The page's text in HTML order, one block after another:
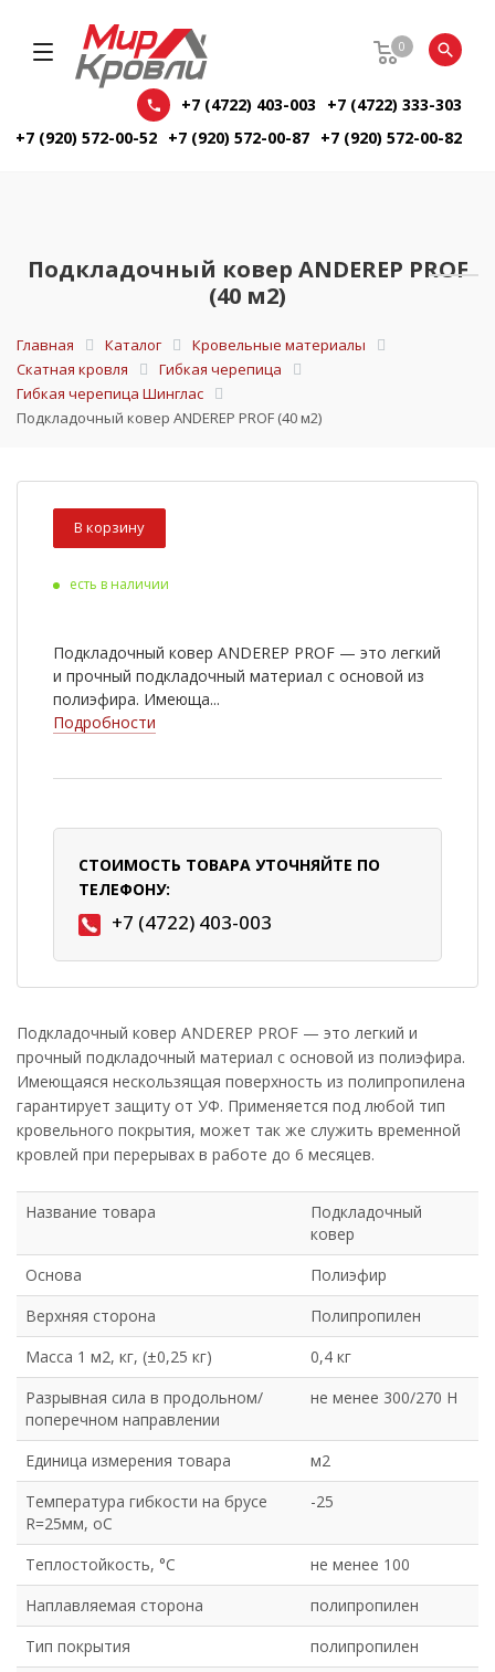
0
+7 (4722) 403-003
+7 (4722) 333-303
+7 (920) 572-00-52 +7 (920) 572-00-87 +7 (920) 572-00-82
Подкладочный ковер ANDEREP PROF
(40 м2)
Главная Каталог
Кровельные материалы
Скатная кровля
Гибкая черепица
Гибкая черепица Шинглас
Подкладочный ковер ANDEREP PROF (40 м2)
В корзину
есть в наличии
Подкладочный ковер ANDEREP PROF — это легкий
и прочный подкладочный материал с основой из
полиэфира. Имеюща...
Подробности
СТОИМОСТЬ ТОВАРА УТОЧНЯЙТЕ ПО
ТЕЛЕФОНУ:
+7 (4722) 403-003
Подкладочный ковер ANDEREP PROF — это легкий и
прочный подкладочный материал с основой из полиэфира.
Имеющаяся нескользящая поверхность из полипропилена
гарантирует защиту от УФ. Применяется под любой тип
кровельного покрытия, может так же служить временной
кровлей при перерывах в работе до 6 месяцев.
Название товара
Подкладочный
ковер
Основа
Полиэфир
Верхняя сторона
Полипропилен
Масса 1 м2, кг, (±0,25 кг)
0,4 кг
Разрывная сила в продольном/
поперечном направлении
не менее 300/270 Н
Единица измерения товара
м2
Температура гибкости на брусе
R=25мм, оС
-25
Теплостойкость, °С
не менее 100
Наплавляемая сторона
полипропилен
Тип покрытия
полипропилен